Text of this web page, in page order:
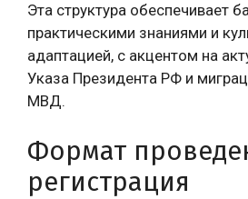
Эта структура обеспечивает
практическими знаниями и
адаптацией, с акцентом на
Указа Президента РФ и
МВД.
Формат
регистрация